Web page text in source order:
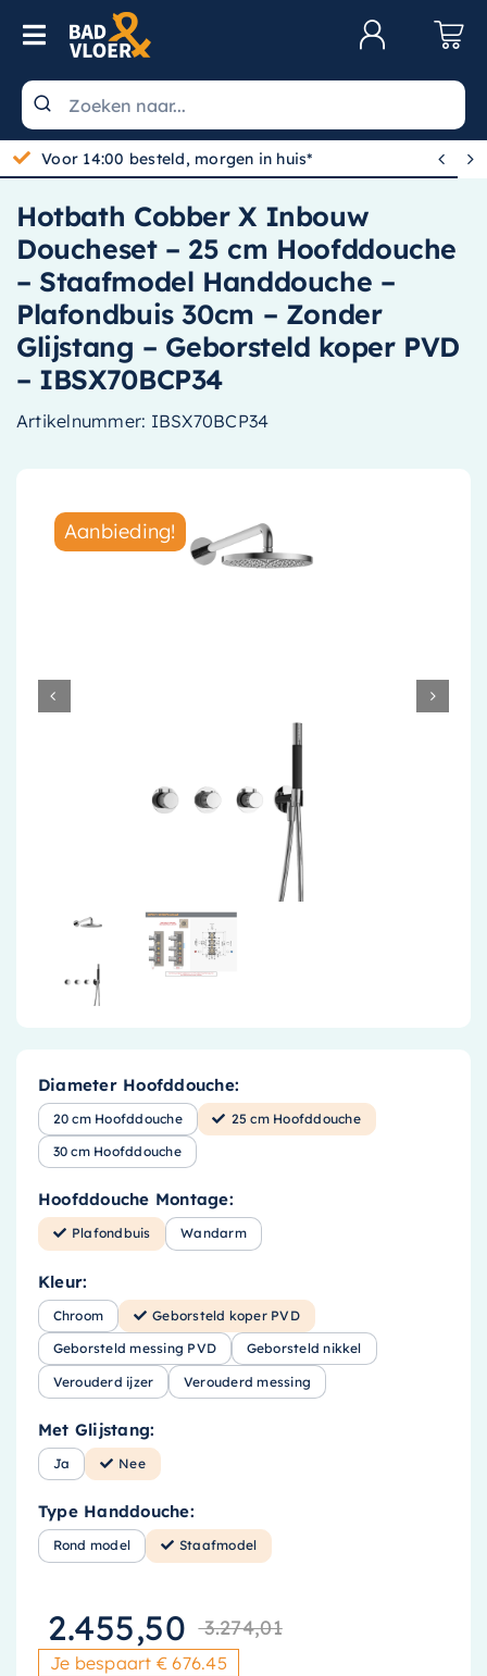
Skip to content
Toggle Navigation
Wastafels
Toiletten
Spiegels
Kranen
Douche
Badkamermeubels
Installatiemateriaal
Gratis bezorgd vanaf 100,-
 
Hotbath Cobber X Inbouw
Doucheset – 25 cm Hoofddouche
– Staafmodel Handdouche –
Plafondbuis 30cm – Zonder
Glijstang – Geborsteld koper PVD
– IBSX70BCP34
Artikelnummer: IBSX70BCP34
Aanbieding!
Diameter Hoofddouche:
20 cm Hoofddouche 25 cm Hoofddouche
30 cm Hoofddouche
Hoofddouche Montage:
Plafondbuis Wandarm
Kleur:
Chroom Geborsteld koper PVD
Geborsteld messing PVD Geborsteld nikkel
Verouderd ijzer Verouderd messing
Met Glijstang:
Ja Nee
Type Handdouche:
Rond model Staafmodel
3.274,01
2.455,50 Huidige
Je bespaart € 676.45